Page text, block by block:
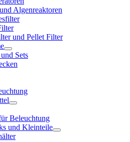
Algenreaktoren
und Pellet Filter
Sets
Beleuchtung
und Kleinteile